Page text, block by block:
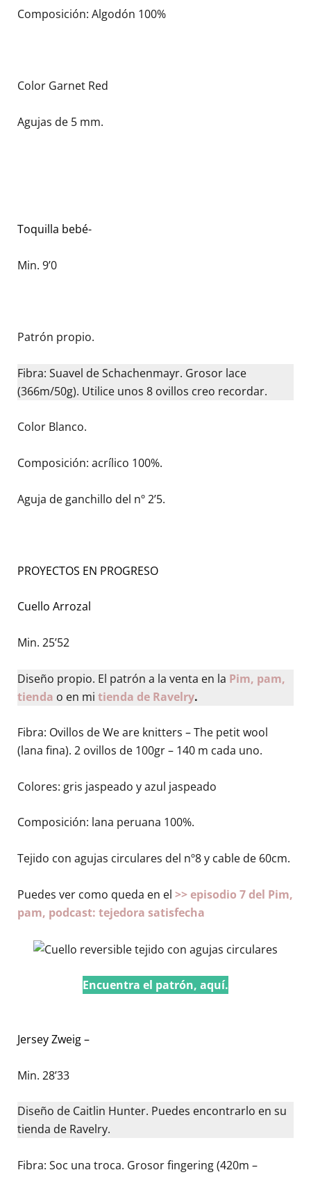
Composición: Algodón 100%
Color Garnet Red
Agujas de 5 mm.
Toquilla bebé-
Min. 9’0
Patrón propio.
Fibra: Suavel de Schachenmayr. Grosor lace
(366m/50g). Utilice unos 8 ovillos creo recordar.
Color Blanco.
Composición: acrílico 100%.
Aguja de ganchillo del nº 2’5.
PROYECTOS EN PROGRESO
Cuello Arrozal
Min. 25’52
Diseño propio. El patrón a la venta en la Pim, pam,
tienda o en mi tienda de Ravelry.
Fibra: Ovillos de We are knitters – The petit wool
(lana fina). 2 ovillos de 100gr – 140 m cada uno.
Colores: gris jaspeado y azul jaspeado
Composición: lana peruana 100%.
Tejido con agujas circulares del nº8 y cable de 60cm.
Puedes ver como queda en el >> episodio 7 del Pim,
pam, podcast: tejedora satisfecha
Encuentra el patrón, aquí.
Jersey Zweig –
Min. 28’33
Diseño de Caitlin Hunter. Puedes encontrarlo en su
tienda de Ravelry.
Fibra: Soc una troca. Grosor fingering (420m –